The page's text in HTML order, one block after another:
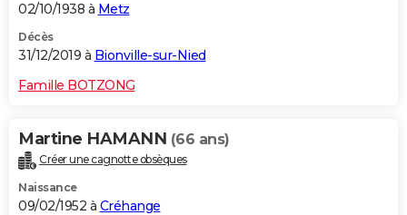
02/10/1938 à Metz
Décès
31/12/2019 à Bionville-sur-Nied
Famille BOTZONG
Martine HAMANN (66 ans)
Créer une cagnotte obsèques
Naissance
09/02/1952 à Créhange